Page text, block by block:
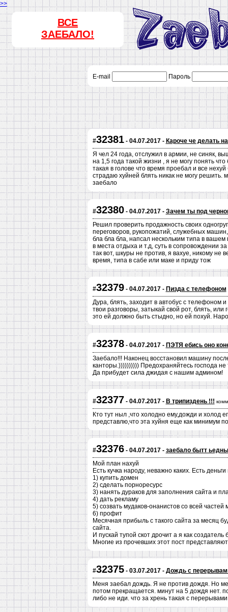
>>
ВСЕ
ЗАЕБАЛО!
E-mail Пароль
#32381- 04.07.2017 - Кароче че делать
Я чел 24 года, отслужил в армии, не синяк,
на 1,5 года такой жизни , я не могу понять
такая в голове что время проебал и все
страдаю хуйней блять никак не могу решить.
заебало
#32380- 04.07.2017 - Зачем ты под
Решил проверить продажность своих
переговоров, рукопожатий, служебных
бла бла бла, напсал нескольким типа в
в места отдыха и т.д, суть в сопровождении
так вот, шкуры не против, я вахуе, никому не
время, типа в сабе или маке и приду тож
#32379- 04.07.2017 - Пизда с телефоном
Дура, блять, заходит в автобус с телефоном
твои разговоры, затыкай свой рот, блять,
это ей должно быть стыдно, но ей похуй.
#32378- 04.07.2017 - ПЭТЯ ебись оно
Заебало!!! Наконец восстановил машину
канторы.)))))))))) Предохраняйтесь господа не
Да прибудет сила джидая с нашим админом!
#32377 - 04.07.2017 - В трипиздень !!!
Кто тут ныл ,что холодно ему,дожди и холод
представлю,что эта хуйня еще как минимум
#32376- 04.07.2017 - заебало бытт
Мой план нахуй
Есть кучка народу, неважно каких. Есть
1) купить домен
2) сделать порноресурс
3) нанять дураков для заполнения сайта и
4) дать рекламу
5) созвать мудаков-онанистов со всей частей
6) профит
Месячная прибыль с такого сайта за месяц
сайта.
И пускай тупой скот дрочит а я как
Многие из прочевших этот пост
#32375- 03.07.2017 - Дождь с
Меня заебал дождь. Я не против дождя. Но
потом прекращается. минут на 5 дождя нет.
либо не иди. что за хрень такая с перерывами